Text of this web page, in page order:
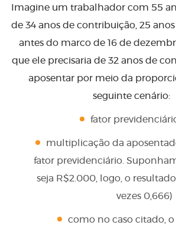
Imagine um trabalhador com 55
de 34 anos de contribuição, 25
antes do marco de 16 de
que ele precisaria de 32 anos de
aposentar por meio da
seguinte cenário:
fator
multiplicação da
fator previdenciário.
seja R$2.000, logo, o
vezes 0,666)
como no caso citado,